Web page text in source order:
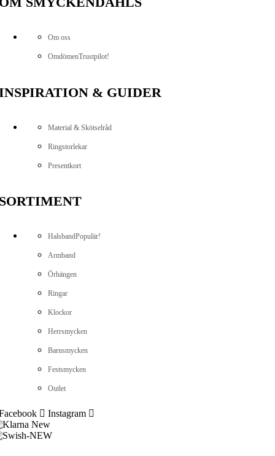
Om oss
OmdömenTrustpilot!
& GUIDER
Material & Skötselråd
Ringstorlekar
Presentkort
HalsbandPopulär!
Armband
Örhängen
Ringar
Klockor
Herrsmycken
Barnsmycken
Festsmycken
Outlet
Instagram